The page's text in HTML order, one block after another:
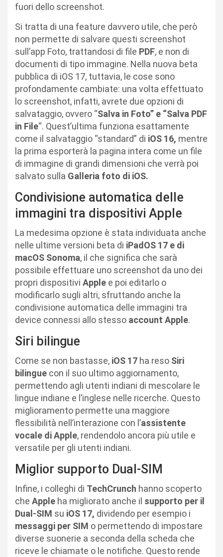
fuori dello screenshot.
Si tratta di una feature davvero utile, che però
non permette di salvare questi screenshot
sull’app Foto, trattandosi di file PDF, e non di
documenti di tipo immagine. Nella nuova beta
pubblica di iOS 17, tuttavia, le cose sono
profondamente cambiate: una volta effettuato
lo screenshot, infatti, avrete due opzioni di
salvataggio, ovvero “Salva in Foto” e “Salva PDF
in File“. Quest’ultima funziona esattamente
come il salvataggio “standard” di iOS 16, mentre
la prima esporterà la pagina intera come un file
di immagine di grandi dimensioni che verrà poi
salvato sulla Galleria foto di iOS.
Condivisione automatica delle
immagini tra dispositivi Apple
La medesima opzione è stata individuata anche
nelle ultime versioni beta di iPadOS 17 e di
macOS Sonoma, il che significa che sarà
possibile effettuare uno screenshot da uno dei
propri dispositivi Apple e poi editarlo o
modificarlo sugli altri, sfruttando anche la
condivisione automatica delle immagini tra
device connessi allo stesso account Apple.
Siri bilingue
Come se non bastasse, iOS 17 ha reso Siri
bilingue con il suo ultimo aggiornamento,
permettendo agli utenti indiani di mescolare le
lingue indiane e l’inglese nelle ricerche. Questo
miglioramento permette una maggiore
flessibilità nell’interazione con l’assistente
vocale di Apple, rendendolo ancora più utile e
versatile per gli utenti indiani.
Miglior supporto Dual-SIM
Infine, i colleghi di TechCrunch hanno scoperto
che Apple ha migliorato anche il supporto per il
Dual-SIM su iOS 17, dividendo per esempio i
messaggi per SIM o permettendo di impostare
diverse suonerie a seconda della scheda che
riceve le chiamate o le notifiche. Questo rende